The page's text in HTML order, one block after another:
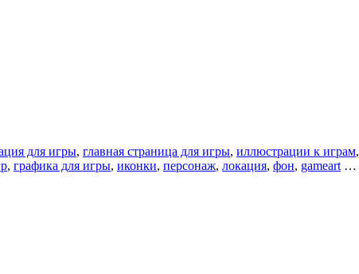
для игры, главная страница для игры, иллюстрации к играм,
, графика для игры, иконки, персонаж, локация, фон, gameart …